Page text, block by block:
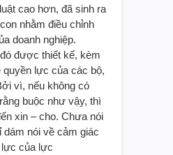
cao hơn, đã sinh ra
nhằm điều chỉnh
doanh nghiệp.
được thiết kế, kèm
quyền lực của các bộ,
vì, nếu không có
buộc như vậy, thì
xin – cho. Chưa nói
nói về cảm giác
của lực